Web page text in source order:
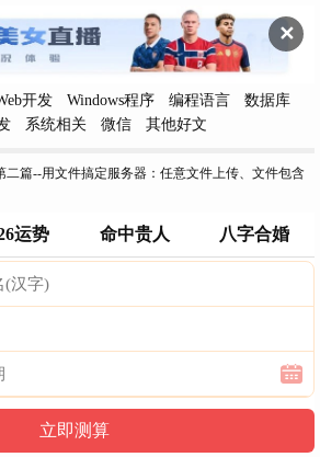
✕
开发 Windows程序 编程语言
数据库
系统相关 微信 其他好文
二篇--用文件搞定服务器：任意文件上传、文件包含
运势 命中贵人 八字合婚